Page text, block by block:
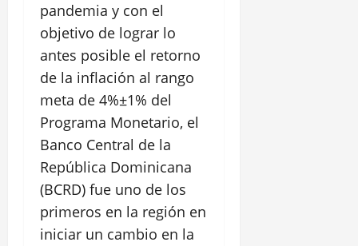
pandemia y con el
objetivo de lograr lo
antes posible el retorno
de la inflación al rango
meta de 4%±1% del
Programa Monetario, el
Banco Central de la
República Dominicana
(BCRD) fue uno de los
primeros en la región en
iniciar un cambio en la